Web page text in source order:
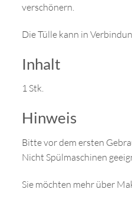
verschönern.
Die Tülle kann in
Inhalt
1 Stk.
Hinweis
Bitte vor dem ersten
Nicht Spülmaschinen
Sie möchten mehr über